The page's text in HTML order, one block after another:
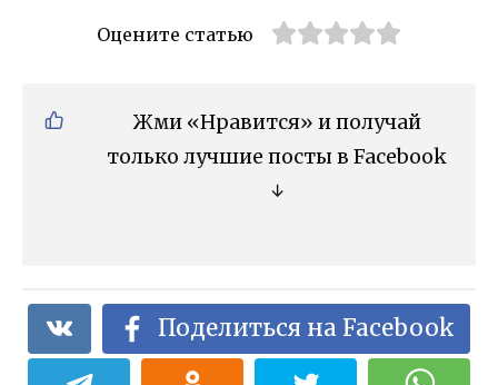
Оцените статью
Жми «Нравится» и получай
только лучшие посты в Facebook
↓
Поделиться на Facebook